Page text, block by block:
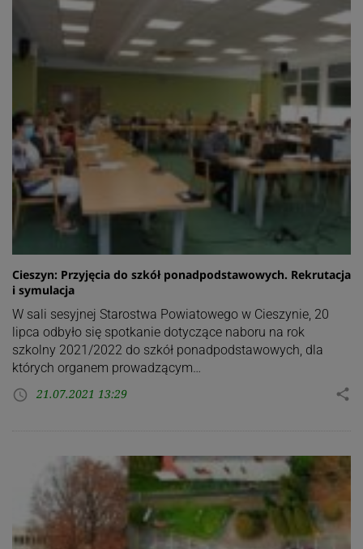
Cieszyn: Przyjęcia do szkół ponadpodstawowych. Rekrutacja
i symulacja
W sali sesyjnej Starostwa Powiatowego w Cieszynie, 20
lipca odbyło się spotkanie dotyczące naboru na rok
szkolny 2021/2022 do szkół ponadpodstawowych, dla
których organem prowadzącym…
access_time 21.07.2021 13:29 share